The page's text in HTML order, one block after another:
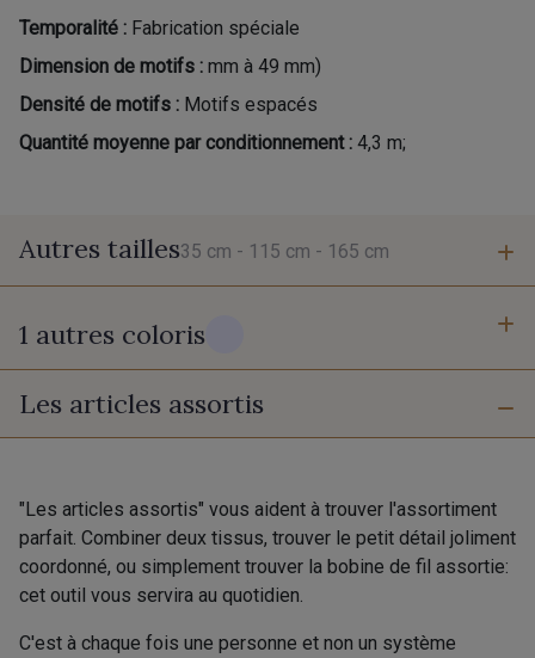
Temporalité : Fabrication spéciale
Dimension de motifs : mm à 49 mm)
Densité de motifs : Motifs espacés
Quantité moyenne par conditionnement : 4,3 m;
Autres tailles35 cm - 115 cm - 165 cm
35 cm
165 cm
1 autres coloris
10 - Blanc Optique Stragier
Les articles assortis
"Les articles assortis" vous aident à trouver l'assortiment
parfait. Combiner deux tissus, trouver le petit détail joliment
coordonné, ou simplement trouver la bobine de fil assortie:
cet outil vous servira au quotidien.
C'est à chaque fois une personne et non un système